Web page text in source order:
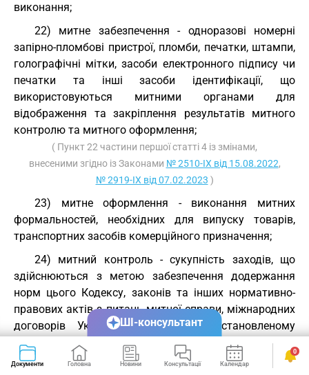
виконання;
22) митне забезпечення - одноразові номерні
запірно-пломбові пристрої, пломби, печатки, штампи,
голографічні мітки, засоби електронного підпису чи
печатки та інші засоби ідентифікації, що
використовуються митними органами для
відображення та закріплення результатів митного
контролю та митного оформлення;
( Пункт 22 частини першої статті 4 із змінами,
внесеними згідно із Законами № 2510-IX від 15.08.2022,
№ 2919-IX від 07.02.2023 )
23) митне оформлення - виконання митних
формальностей, необхідних для випуску товарів,
транспортних засобів комерційного призначення;
24) митний контроль - сукупність заходів, що
здійснюються з метою забезпечення додержання
норм цього Кодексу, законів та інших нормативно-
правових актів з питань митної справи, міжнародних
договорів України, укладених у встановленому
законом порядку;
( Пункт 24 частини першої статті 4 із змінами,
Документи Головна Новини Консультації Календар Сервіси
0
ШІ-консультант